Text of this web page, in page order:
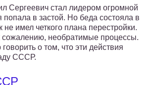
Сергеевич стал лидером огромной
попала в застой. Но беда состояла в
не имел четкого плана перестройки.
сожалению, необратимые процессы.
о том, что эти действия
СССР.